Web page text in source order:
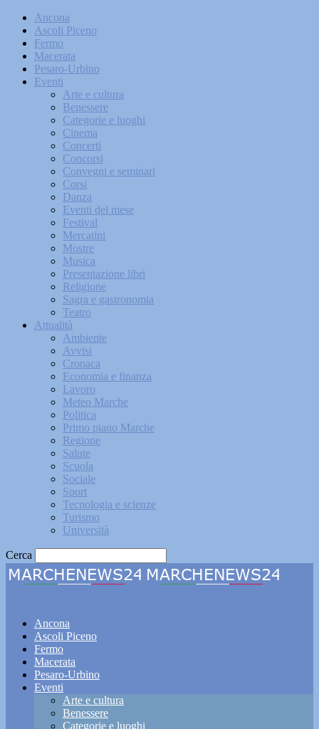
Ancona
Ascoli Piceno
Fermo
Macerata
Pesaro-Urbino
Eventi
Arte e cultura
Benessere
Categorie e luoghi
Cinema
Concerti
Concorsi
Convegni e seminari
Corsi
Danza
Eventi del mese
Festival
Mercatini
Mostre
Musica
Presentazione libri
Religione
Sagra e gastronomia
Teatro
Attualità
Ambiente
Avvisi
Cronaca
Economia e finanza
Lavoro
Meteo Marche
Politica
Primo piano Marche
Regione
Salute
Scuola
Sociale
Sport
Tecnologia e scienze
Turismo
Università
Cerca
Ancona
Ascoli Piceno
Fermo
Macerata
Pesaro-Urbino
Eventi
Arte e cultura
Benessere
Categorie e luoghi